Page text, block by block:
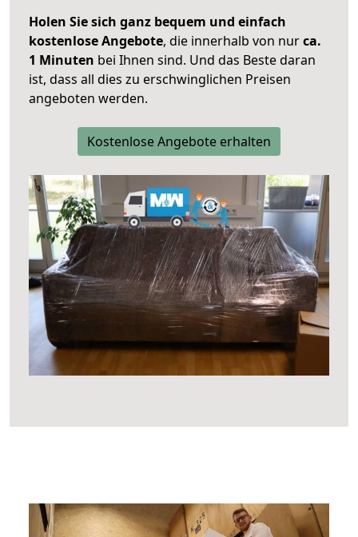
Holen Sie sich ganz bequem und einfach
kostenlose Angebote, die innerhalb von nurca.
1 Minuten bei Ihnen sind. Und das Beste daran
ist, dass all dies zu erschwinglichen Preisen
angeboten werden.
Kostenlose Angebote erhalten